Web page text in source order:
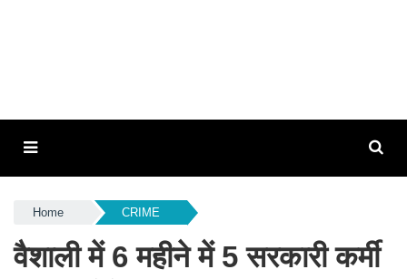
Home CRIME
वैशाली में 6 महीने में 5 सरकारी कर्मी